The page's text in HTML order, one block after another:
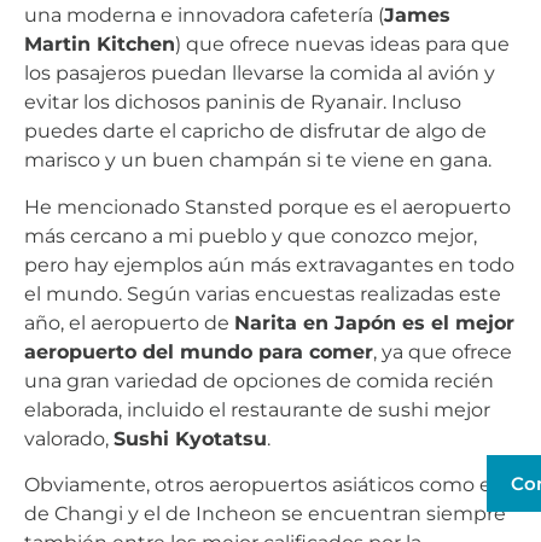
una moderna e innovadora cafetería (James
Martin Kitchen) que ofrece nuevas ideas para que
los pasajeros puedan llevarse la comida al avión y
evitar los dichosos paninis de Ryanair. Incluso
puedes darte el capricho de disfrutar de algo de
marisco y un buen champán si te viene en gana.
He mencionado Stansted porque es el aeropuerto
más cercano a mi pueblo y que conozco mejor,
pero hay ejemplos aún más extravagantes en todo
el mundo. Según varias encuestas realizadas este
año, el aeropuerto de Narita en Japón es el mejor
aeropuerto del mundo para comer, ya que ofrece
una gran variedad de opciones de comida recién
elaborada, incluido el restaurante de sushi mejor
valorado, Sushi Kyotatsu.
Obviamente, otros aeropuertos asiáticos como el
de Changi y el de Incheon se encuentran siempre